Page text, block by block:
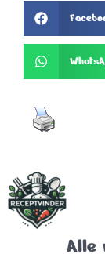
Alle